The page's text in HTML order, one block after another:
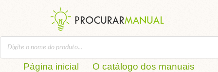
Página inicial
O catálogo dos manuais